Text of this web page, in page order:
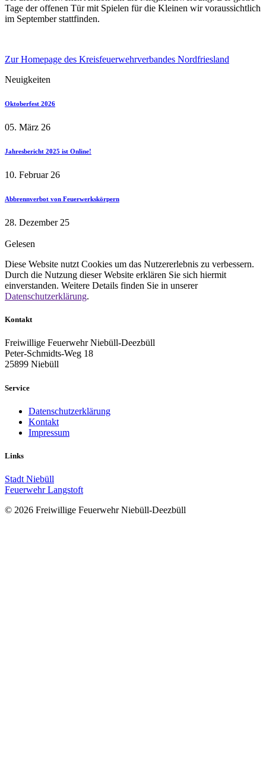
Tage der offenen Tür mit Spielen für die Kleinen wir voraussichtlich
im September stattfinden.
Zur Homepage des Kreisfeuerwehrverbandes Nordfriesland
Neuigkeiten
Oktoberfest 2026
05. März 26
Jahresbericht 2025 ist Online!
10. Februar 26
Abbrennverbot von Feuerwerkskörpern
28. Dezember 25
Gelesen
Diese Website nutzt Cookies um das Nutzererlebnis zu verbessern.
Durch die Nutzung dieser Website erklären Sie sich hiermit
einverstanden. Weitere Details finden Sie in unserer
Datenschutzerklärung.
Kontakt
Freiwillige Feuerwehr Niebüll-Deezbüll
Peter-Schmidts-Weg 18
25899 Niebüll
Service
Datenschutzerklärung
Kontakt
Impressum
Links
Stadt Niebüll
Feuerwehr Langstoft
© 2026 Freiwillige Feuerwehr Niebüll-Deezbüll